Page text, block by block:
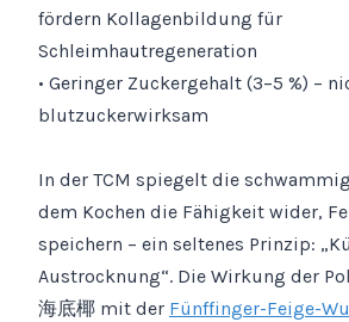
fördern Kollagenbildung für
Schleimhautregeneration
• Geringer Zuckergehalt (3–5 %) –
blutzuckerwirksam
In der TCM spiegelt die
dem Kochen die Fähigkeit wider,
speichern – ein seltenes Prinzip:
Austrocknung“. Die Wirkung der
海底椰 mit der Fünffinger-Feige-